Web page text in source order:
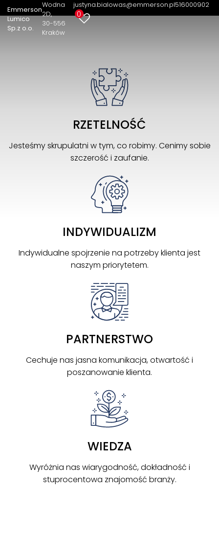
Emmerson
Lumico
Sp.z o.o.
Wodna
2D
30-556
Kraków
justyna.bialowas@emmerson.pl516000902
0
RZETELNOŚĆ
Jesteśmy skrupulatni w tym, co robimy. Cenimy sobie
szczerość i zaufanie.
INDYWIDUALIZM
Indywidualne spojrzenie na potrzeby klienta jest
naszym priorytetem.
PARTNERSTWO
Cechuje nas jasna komunikacja, otwartość i
poszanowanie klienta.
WIEDZA
Wyróżnia nas wiarygodność, dokładność i
stuprocentowa znajomość branży.